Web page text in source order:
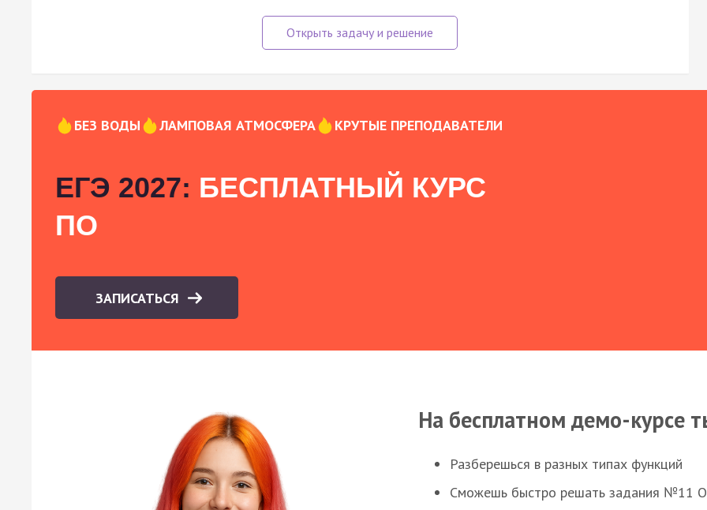
БЕЗ ВОДЫ ЛАМПОВАЯ АТМОСФЕРА КРУТЫЕ ПРЕПОДАВАТЕЛИ
ЕГЭ 2027: БЕСПЛАТНЫЙ КУРС
ПО
ЗАПИСАТЬСЯ
На бесплатном демо-курсе
Разберешься в разных типах функций
Сможешь быстро решать задания №11